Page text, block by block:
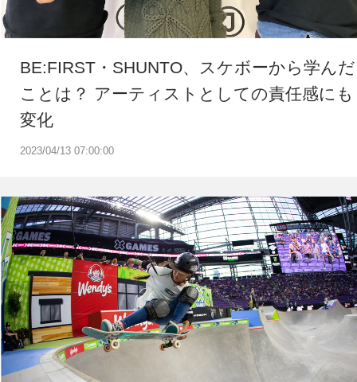
2023/04/13 07:00:00
BE:FIRST・SHUNTO、スケボーから学んだ
ことは？ アーティストとしての責任感にも
変化